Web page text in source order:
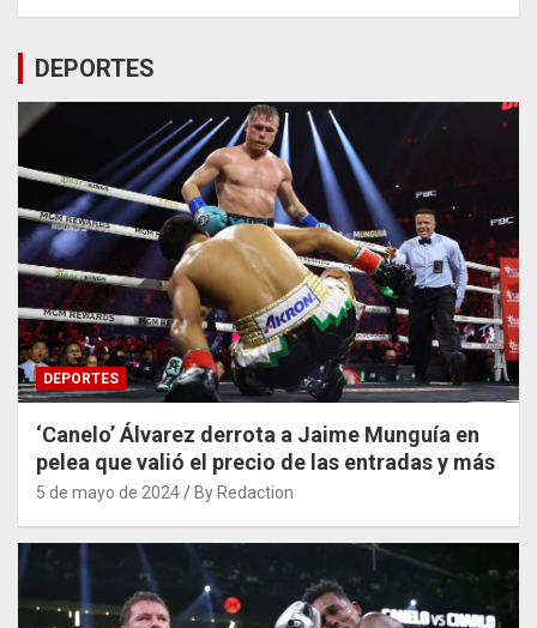
DEPORTES
DEPORTES
‘Canelo’ Álvarez derrota a Jaime Munguía en
pelea que valió el precio de las entradas y más
5 de mayo de 2024 By Redaction